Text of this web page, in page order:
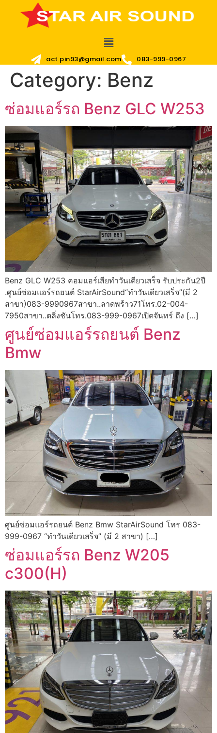
act.pin93@gmail.com 083-999-0967
Category: Benz
ซ่อมแอร์รถ Benz GLC W253
Benz GLC W253 คอมแอร์เสียทำวันเดียวเสร็จ รับประกัน2ปี
.ศูนย์ซ่อมแอร์รถยนต์ StarAirSound“ทำวันเดียวเสร็จ”(มี 2
สาขา)083-9990967สาขา..ลาดพร้าว71โทร.02-004-
7950สาขา..ตลิ่งชันโทร.083-999-0967เปิดจันทร์ ถึง […]
ศูนย์ซ่อมแอร์รถยนต์ Benz
Bmw
ศูนย์ซ่อมแอร์รถยนต์ Benz Bmw StarAirSound โทร 083-
999-0967 “ทำวันเดียวเสร็จ” (มี 2 สาขา) […]
ซ่อมแอร์รถ Benz W205
c300(H)